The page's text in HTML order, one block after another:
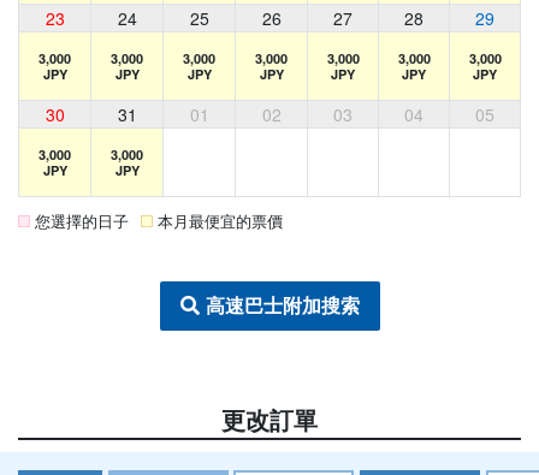
23 24 25 26 27 28 29
3,000
JPY
3,000
JPY
3,000
JPY
3,000
JPY
3,000
JPY
3,000
JPY
3,000
JPY
30 31 01 02 03 04 05
3,000
JPY
3,000
JPY
您選擇的日子 本月最便宜的票價
高速巴士附加搜索
更改訂單